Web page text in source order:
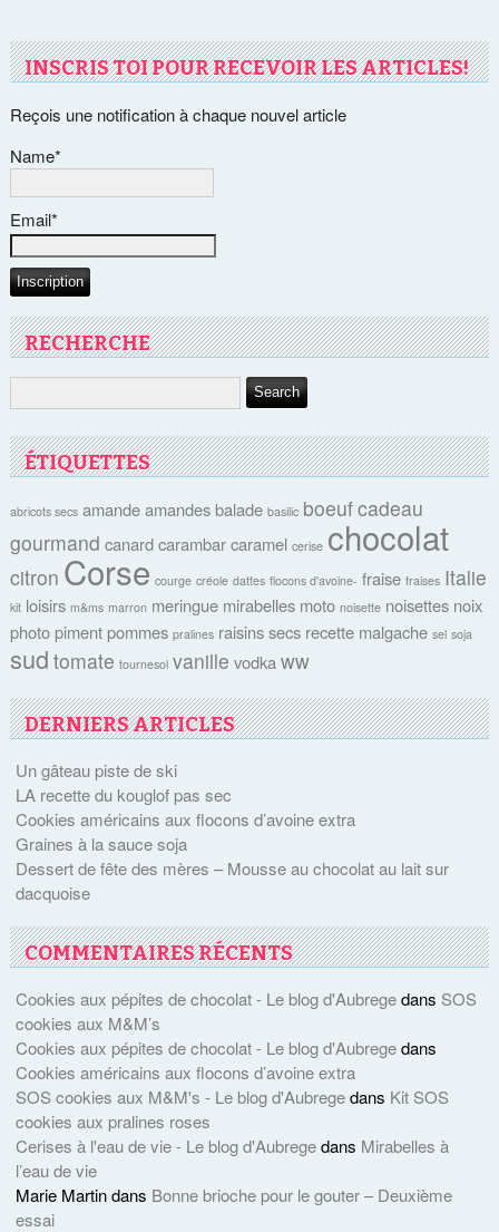
INSCRIS TOI POUR RECEVOIR LES ARTICLES!
Reçois une notification à chaque nouvel article
Name*
Email*
RECHERCHE
ÉTIQUETTES
abricots secs amande amandes balade basilic boeufcadeau
gourmand canard carambar caramel cerise chocolat
citron Corse courge créole dattes flocons d'avoine- fraise fraises Italie
kit loisirs m&ms marron meringue mirabelles moto noisette noisettes noix
photo piment pommes pralines raisins secs recette malgache sel soja
sud tomate tournesol vanille vodka ww
DERNIERS ARTICLES
Un gâteau piste de ski
LA recette du kouglof pas sec
Cookies américains aux flocons d’avoine extra
Graines à la sauce soja
Dessert de fête des mères – Mousse au chocolat au lait sur
dacquoise
COMMENTAIRES RÉCENTS
Cookies aux pépites de chocolat - Le blog d'Aubregedans SOS
cookies aux M&M’s
Cookies aux pépites de chocolat - Le blog d'Aubregedans
Cookies américains aux flocons d’avoine extra
SOS cookies aux M&M's - Le blog d'Aubregedans Kit SOS
cookies aux pralines roses
Cerises à l'eau de vie - Le blog d'Aubregedans Mirabelles à
l’eau de vie
Marie Martindans Bonne brioche pour le gouter – Deuxième
essai